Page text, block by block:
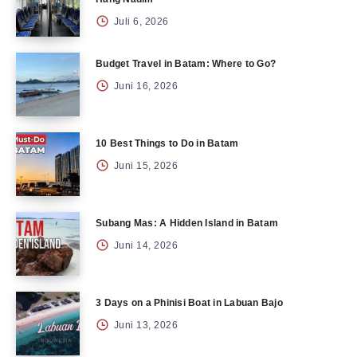
Juli 6, 2026
Budget Travel in Batam: Where to Go?
Juni 16, 2026
10 Best Things to Do in Batam
Juni 15, 2026
Subang Mas: A Hidden Island in Batam
Juni 14, 2026
3 Days on a Phinisi Boat in Labuan Bajo
Juni 13, 2026